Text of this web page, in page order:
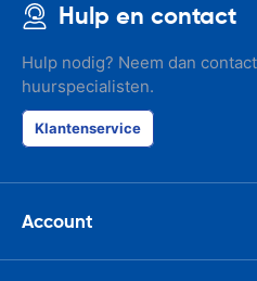
Hulp en contact
Hulp nodig? Neem dan
huurspecialisten.
Klantenservice
Account